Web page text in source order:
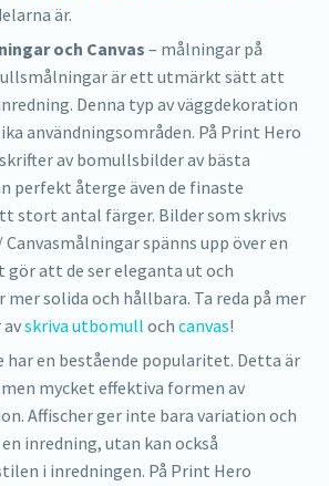
är.
och Canvas – målningar på
är ett utmärkt sätt att
Denna typ av väggdekoration
användningsområden. På Print Hero
av bomullsbilder av bästa
perfekt återge även de finaste
stort antal färger. Bilder som skrivs
Canvasmålningar spänns upp över en
gör att de ser eleganta ut och
solida och hållbara. Ta reda på mer
skriva utbomull och canvas!
har en bestående popularitet. Detta är
mycket effektiva formen av
Affischer ger inte bara variation och
inredning, utan kan också
i inredningen. På Print Hero